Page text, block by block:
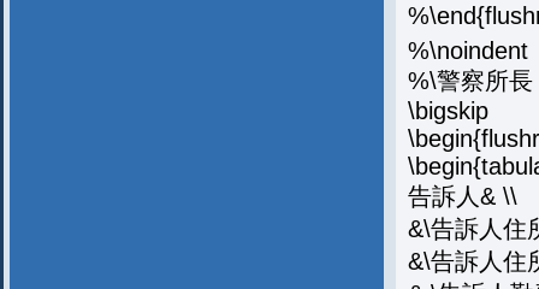
%\noindent
%\警察所
\bigskip
告訴人& \\
&\告訴人住
&\告訴人住